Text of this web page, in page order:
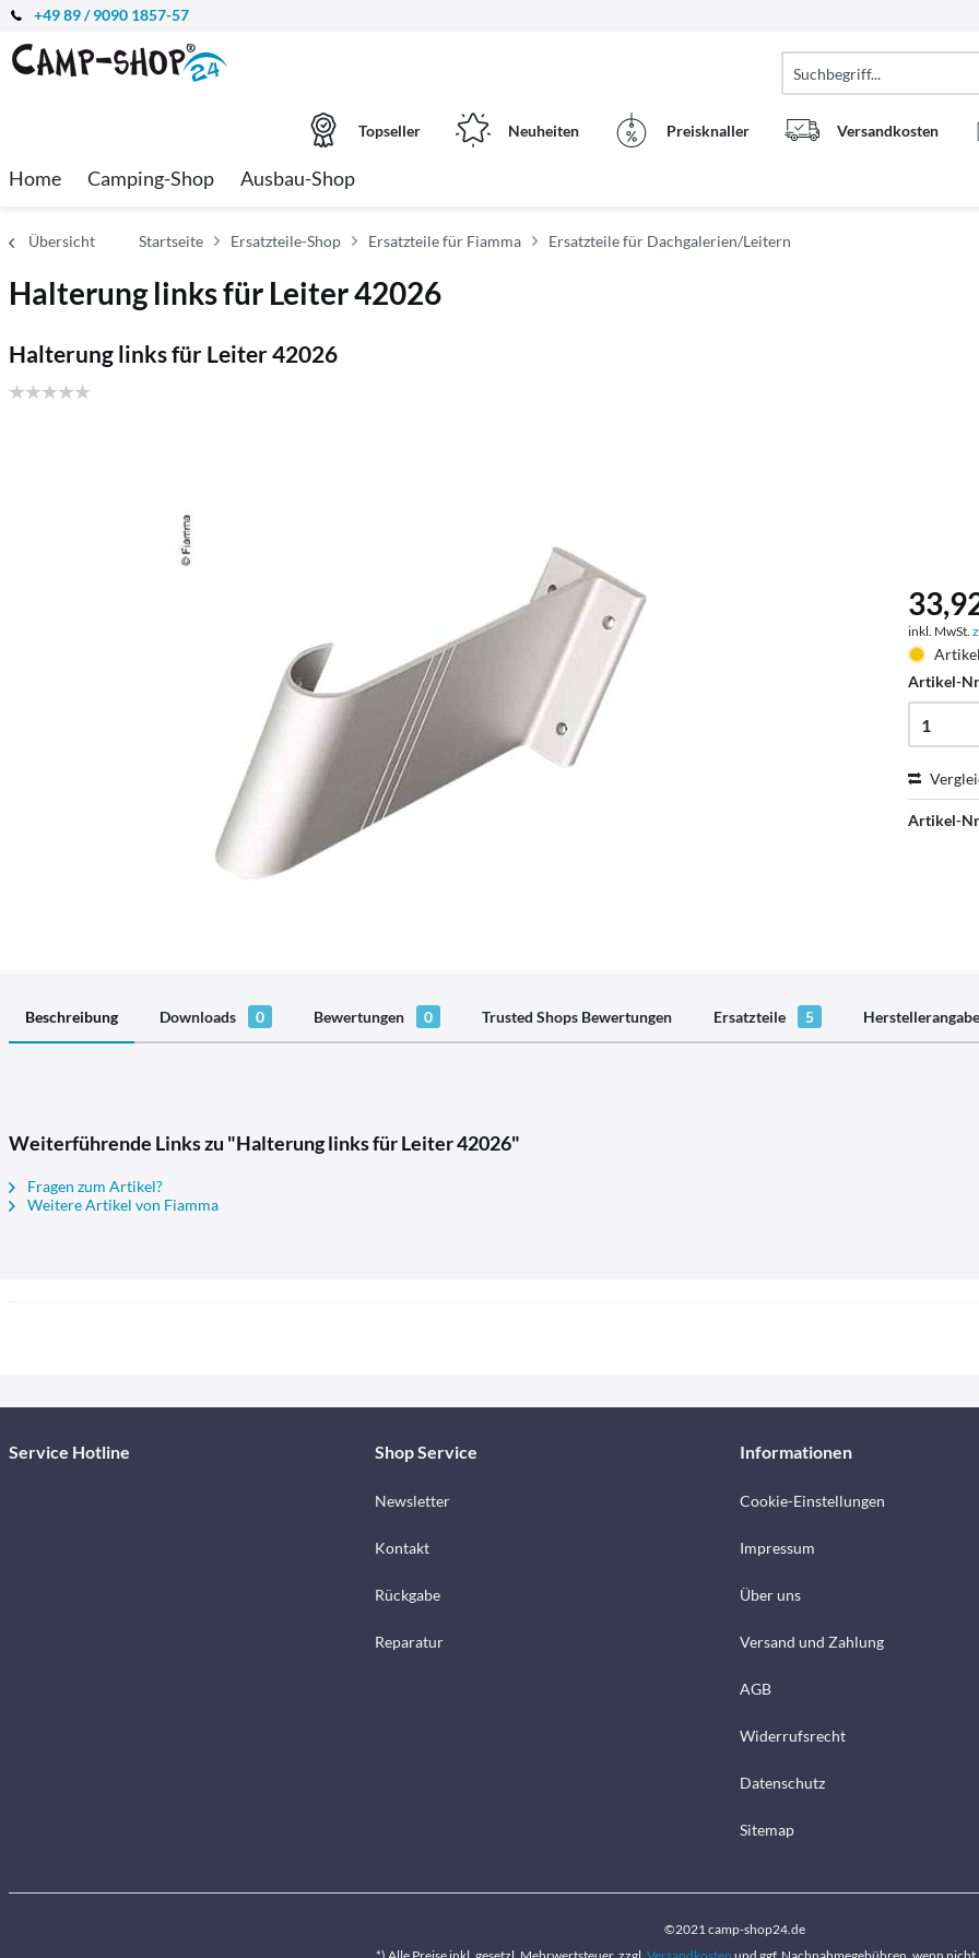
+49 89 / 9090 1857-57
Topseller Neuheiten Preisknaller Versandkosten
Home Camping-Shop Ausbau-Shop
Übersicht Startseite Ersatzteile-Shop Ersatzteile für Fiamma Ersatzteile für Dachgalerien/Leitern
Halterung links für Leiter 42026
Halterung links für Leiter 42026
inkl. MwSt.
Artikel-
Artikel-
Beschreibung Downloads 0 Bewertungen 0 Trusted Shops Bewertungen Ersatzteile 5
Weiterführende Links zu "Halterung links für Leiter 42026"
Fragen zum Artikel?
Weitere Artikel von Fiamma
Service Hotline Shop Service
Newsletter
Kontakt
Rückgabe
Reparatur
Informationen
Cookie-Einstellungen
Impressum
Über uns
Versand und Zahlung
AGB
Widerrufsrecht
Datenschutz
Sitemap
©2021 camp-shop24.de